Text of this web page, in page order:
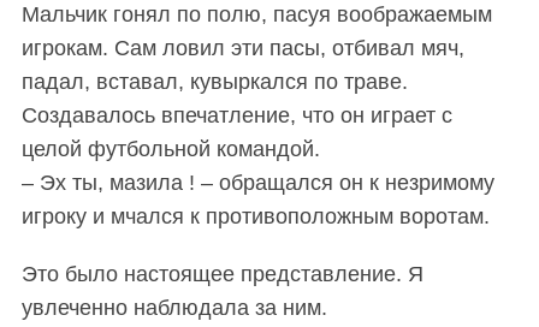
Мальчик гонял по полю, пасуя воображаемым
игрокам. Сам ловил эти пасы, отбивал мяч,
падал, вставал, кувыркался по траве.
Создавалось впечатление, что он играет с
целой футбольной командой.
– Эх ты, мазила ! – обращался он к незримому
игроку и мчался к противоположным воротам.
Это было настоящее представление. Я
увлеченно наблюдала за ним.